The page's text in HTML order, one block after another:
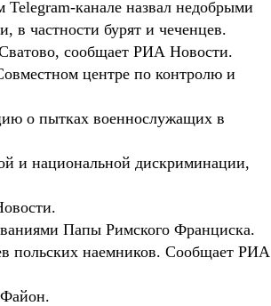
канале назвал недобрыми
в частности бурят и чеченцев.
сообщает РИА Новости.
центре по контролю и
о пытках военнослужащих в
и национальной дискриминации,
Папы Римского Франциска.
польских наемников. Сообщает РИА